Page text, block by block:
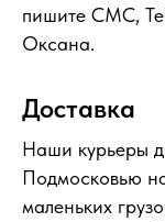
пишите СМС,
Оксана.
Доставка
Наши курьеры
Подмосковью
маленьких